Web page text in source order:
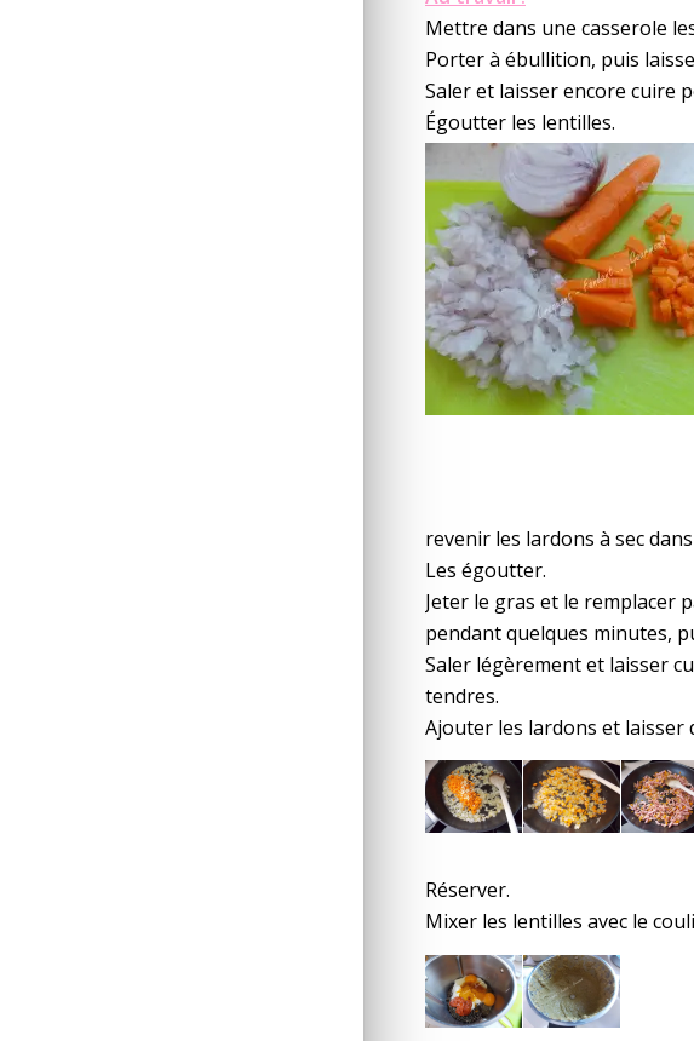
Mettre dans une casserole
Porter à ébullition, puis
Saler et laisser encore cuire
Égoutter les lentilles.
revenir les lardons à sec
Les égoutter.
Jeter le gras et le remplacer
pendant quelques minutes,
Saler légèrement et laisser
tendres.
Ajouter les lardons et laisser
Réserver.
Mixer les lentilles avec le